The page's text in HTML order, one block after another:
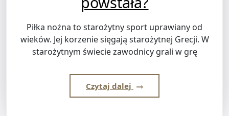
Piłka nożna to starożytny sport uprawiany od
wieków. Jej korzenie sięgają starożytnej Grecji. W
starożytnym świecie zawodnicy grali w grę
Czytaj dalej